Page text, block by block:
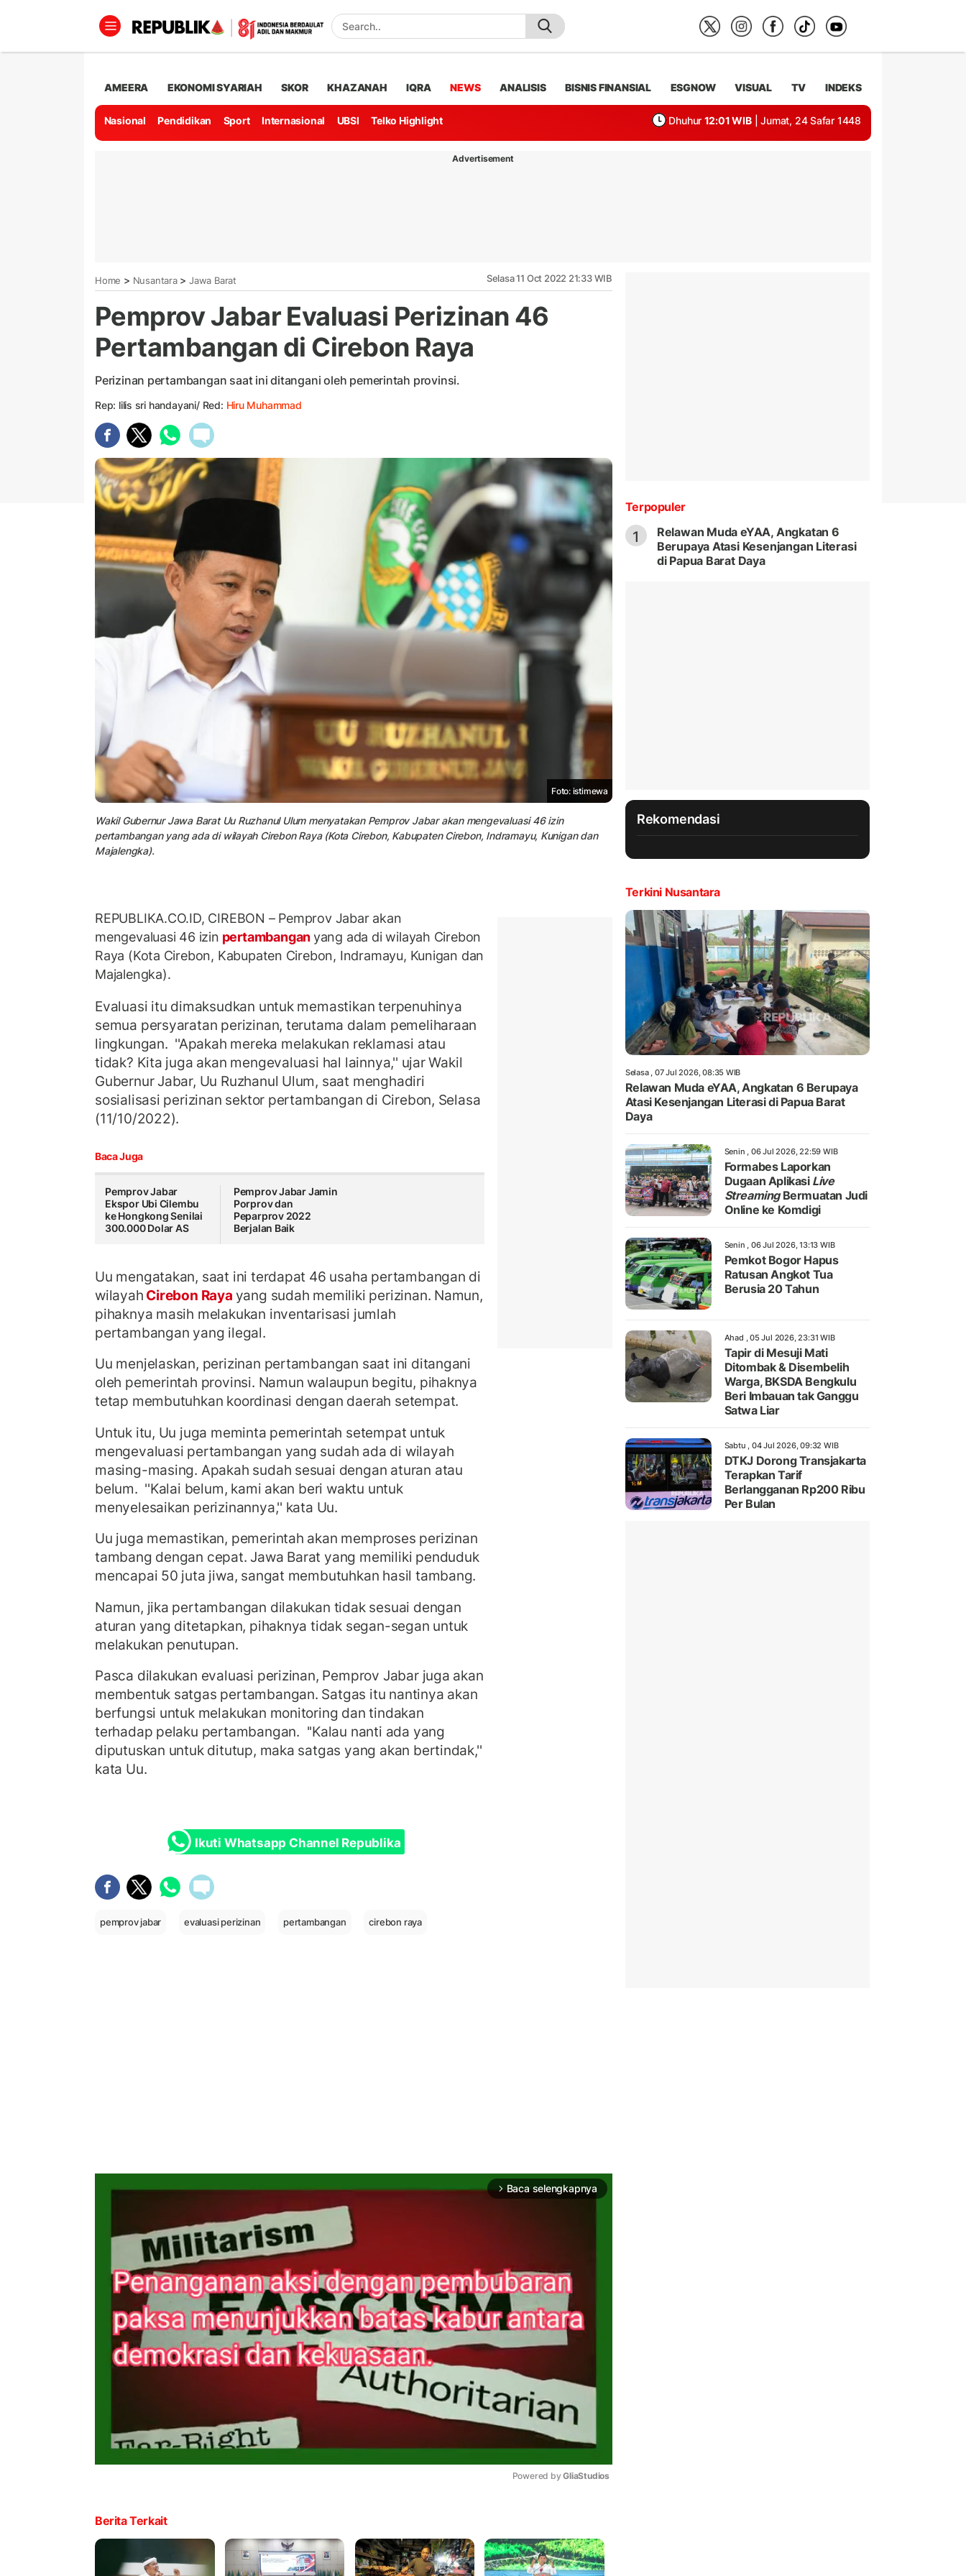
AMEERA EKONOMI SYARIAH SKOR KHAZANAH IQRA NEWS ANALISIS BISNIS FINANSIAL ESGNOW VISUAL TV INDEKS
Nasional Pendidikan Sport Internasional UBSI Telko Highlight Dhuhur 12:01 WIB | Jumat, 24 Safar 1448
Advertisement
Home > Nusantara> Jawa Barat Selasa 11 Oct 2022 21:33 WIB
Pemprov Jabar Evaluasi Perizinan 46
Pertambangan di Cirebon Raya
Perizinan pertambangan saat ini ditangani oleh pemerintah provinsi.
Rep: lilis sri handayani/ Red: Hiru Muhammad
Foto: istimewa
Wakil Gubernur Jawa Barat Uu Ruzhanul Ulum menyatakan Pemprov Jabar akan mengevaluasi 46 izin
pertambangan yang ada di wilayah Cirebon Raya (Kota Cirebon, Kabupaten Cirebon, Indramayu, Kunigan dan
Majalengka).
REPUBLIKA.CO.ID, CIREBON – Pemprov Jabar akan
mengevaluasi 46 izin pertambanganyang ada di wilayah Cirebon
Raya (Kota Cirebon, Kabupaten Cirebon, Indramayu, Kunigan dan
Majalengka).
Evaluasi itu dimaksudkan untuk memastikan terpenuhinya
semua persyaratan perizinan, terutama dalam pemeliharaan
lingkungan. ''Apakah mereka melakukan reklamasi atau
tidak? Kita juga akan mengevaluasi hal lainnya,'' ujar Wakil
Gubernur Jabar, Uu Ruzhanul Ulum, saat menghadiri
sosialisasi perizinan sektor pertambangan di Cirebon, Selasa
(11/10/2022).
Baca Juga
Pemprov Jabar
Ekspor Ubi Cilembu
ke Hongkong Senilai
300.000 Dolar AS
Pemprov Jabar Jamin
Porprov dan
Peparprov 2022
Berjalan Baik
Uu mengatakan, saat ini terdapat 46 usaha pertambangan di
wilayah Cirebon Raya yang sudah memiliki perizinan. Namun,
pihaknya masih melakukan inventarisasi jumlah
pertambangan yang ilegal.
Uu menjelaskan, perizinan pertambangan saat ini ditangani
oleh pemerintah provinsi. Namun walaupun begitu, pihaknya
tetap membutuhkan koordinasi dengan daerah setempat.
Untuk itu, Uu juga meminta pemerintah setempat untuk
mengevaluasi pertambangan yang sudah ada di wilayah
masing-masing. Apakah sudah sesuai dengan aturan atau
belum. ''Kalai belum, kami akan beri waktu untuk
menyelesaikan perizinannya,'' kata Uu.
Uu juga memastikan, pemerintah akan memproses perizinan
tambang dengan cepat. Jawa Barat yang memiliki penduduk
mencapai 50 juta jiwa, sangat membutuhkan hasil tambang.
Namun, jika pertambangan dilakukan tidak sesuai dengan
aturan yang ditetapkan, pihaknya tidak segan-segan untuk
melakukan penutupan.
Pasca dilakukan evaluasi perizinan, Pemprov Jabar juga akan
membentuk satgas pertambangan. Satgas itu nantinya akan
berfungsi untuk melakukan monitoring dan tindakan
terhadap pelaku pertambangan. ''Kalau nanti ada yang
diputuskan untuk ditutup, maka satgas yang akan bertindak,''
kata Uu.
Ikuti Whatsapp Channel Republika
pemprov jabar evaluasi perizinan pertambangan cirebon raya
arrow_forward_ios Baca selengkapnya
Powered by GliaStudios
Berita Terkait
Terpopuler
1
Relawan Muda eYAA, Angkatan 6
Berupaya Atasi Kesenjangan Literasi
di Papua Barat Daya
Rekomendasi
Terkini Nusantara
Selasa , 07 Jul 2026, 08:35 WIB
Relawan Muda eYAA, Angkatan 6 Berupaya
Atasi Kesenjangan Literasi di Papua Barat
Daya
Senin , 06 Jul 2026, 22:59 WIB
Formabes Laporkan
Dugaan Aplikasi Live
StreamingBermuatan Judi
Online ke Komdigi
Senin , 06 Jul 2026, 13:13 WIB
Pemkot Bogor Hapus
Ratusan Angkot Tua
Berusia 20 Tahun
Ahad , 05 Jul 2026, 23:31 WIB
Tapir di Mesuji Mati
Ditombak & Disembelih
Warga, BKSDA Bengkulu
Beri Imbauan tak Ganggu
Satwa Liar
Sabtu , 04 Jul 2026, 09:32 WIB
DTKJ Dorong Transjakarta
Terapkan Tarif
Berlangganan Rp200 Ribu
Per Bulan